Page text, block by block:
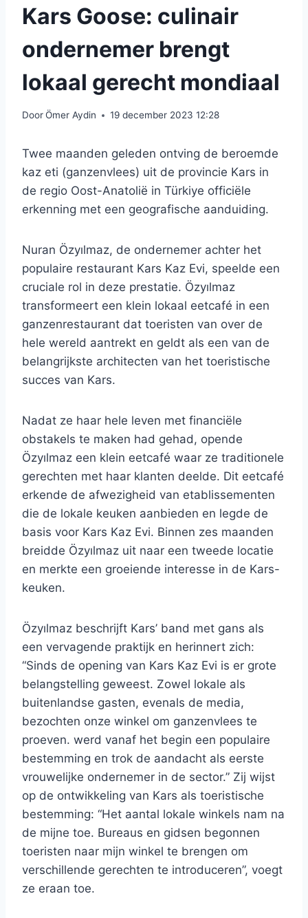
Kars Goose: culinair
ondernemer brengt
lokaal gerecht mondiaal
DoorÖmer Aydin 19 december 2023 12:28
Twee maanden geleden ontving de beroemde
kaz eti (ganzenvlees) uit de provincie Kars in
de regio Oost-Anatolië in Türkiye officiële
erkenning met een geografische aanduiding.
Nuran Özyılmaz, de ondernemer achter het
populaire restaurant Kars Kaz Evi, speelde een
cruciale rol in deze prestatie. Özyılmaz
transformeert een klein lokaal eetcafé in een
ganzenrestaurant dat toeristen van over de
hele wereld aantrekt en geldt als een van de
belangrijkste architecten van het toeristische
succes van Kars.
Nadat ze haar hele leven met financiële
obstakels te maken had gehad, opende
Özyılmaz een klein eetcafé waar ze traditionele
gerechten met haar klanten deelde. Dit eetcafé
erkende de afwezigheid van etablissementen
die de lokale keuken aanbieden en legde de
basis voor Kars Kaz Evi. Binnen zes maanden
breidde Özyılmaz uit naar een tweede locatie
en merkte een groeiende interesse in de Kars-
keuken.
Özyılmaz beschrijft Kars’ band met gans als
een vervagende praktijk en herinnert zich:
“Sinds de opening van Kars Kaz Evi is er grote
belangstelling geweest. Zowel lokale als
buitenlandse gasten, evenals de media,
bezochten onze winkel om ganzenvlees te
proeven. werd vanaf het begin een populaire
bestemming en trok de aandacht als eerste
vrouwelijke ondernemer in de sector.” Zij wijst
op de ontwikkeling van Kars als toeristische
bestemming: “Het aantal lokale winkels nam na
de mijne toe. Bureaus en gidsen begonnen
toeristen naar mijn winkel te brengen om
verschillende gerechten te introduceren”, voegt
ze eraan toe.